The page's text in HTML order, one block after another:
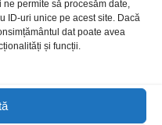
permite să procesăm date,
ID-uri unice pe acest site. Dacă
dat poate avea
și funcții.